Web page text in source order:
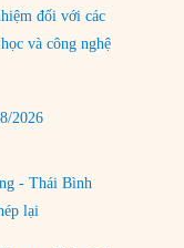
đối với các
và công nghệ
2026
- Thái Bình
lại